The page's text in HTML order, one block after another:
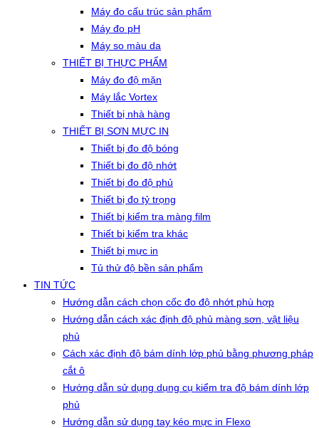
Máy đo cấu trúc sản phẩm
Máy đo pH
Máy so màu da
THIẾT BỊ THỰC PHẨM
Máy đo độ mặn
Máy lắc Vortex
Thiết bị nhà hàng
THIẾT BỊ SƠN MỰC IN
Thiết bị đo độ bóng
Thiết bị đo độ nhớt
Thiết bị đo độ phủ
Thiết bị đo tỷ trọng
Thiết bị kiểm tra màng film
Thiết bị kiểm tra khác
Thiết bị mực in
Tủ thử độ bền sản phẩm
TIN TỨC
Hướng dẫn cách chọn cốc đo độ nhớt phù hợp
Hướng dẫn cách xác định độ phủ màng sơn, vật liệu
phủ
Cách xác định độ bám dính lớp phủ bằng phương pháp
cắt ô
Hướng dẫn sử dụng dụng cụ kiểm tra độ bám dính lớp
phủ
Hướng dẫn sử dụng tay kéo mực in Flexo